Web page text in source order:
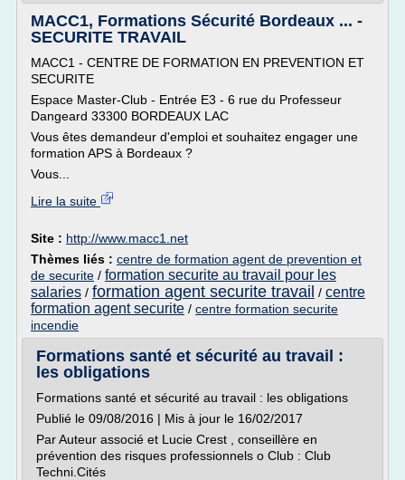
MACC1, Formations Sécurité Bordeaux ... -
SECURITE TRAVAIL
MACC1 - CENTRE DE FORMATION EN PREVENTION ET
SECURITE
Espace Master-Club - Entrée E3 - 6 rue du Professeur
Dangeard 33300 BORDEAUX LAC
Vous êtes demandeur d'emploi et souhaitez engager une
formation APS à Bordeaux ?
Vous...
Lire la suite
Site : http://www.macc1.net
Thèmes liés : centre de formation agent de prevention et
de securite / formation securite au travail pour les
salaries / formation agent securite travail / centre
formation agent securite / centre formation securite
incendie
Formations santé et sécurité au travail :
les obligations
Formations santé et sécurité au travail : les obligations
Publié le 09/08/2016 | Mis à jour le 16/02/2017
Par Auteur associé et Lucie Crest , conseillère en
prévention des risques professionnels o Club : Club
Techni.Cités